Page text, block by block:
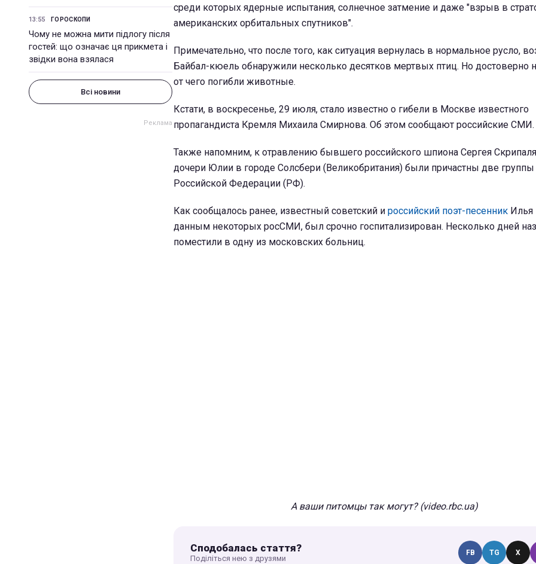
13:55 ГОРОСКОПИ
Чому не можна мити підлогу після
гостей: що означає ця прикмета і
звідки вона взялася
Всі новини
среди которых ядерные испытания, солнечное затмение и даже "взрыв в
американских орбитальных спутников".
Примечательно, что после того, как ситуация вернулась в нормальное русло,
Байбал-кюель обнаружили несколько десятков мертвых птиц. Но достоверно
от чего погибли животные.
Кстати, в воскресенье, 29 июля, стало известно о гибели в Москве известного
пропагандиста Кремля Михаила Смирнова. Об этом сообщают российские СМИ.
Также напомним, к отравлению бывшего российского шпиона Сергея
дочери Юлии в городе Солсбери (Великобритания) были причастны две
Российской Федерации (РФ).
Как сообщалось ранее, известный советский и российский поэт-песенник Илья
данным некоторых росСМИ, был срочно госпитализирован. Несколько дней
поместили в одну из московских больниц.
А ваши питомцы так могут? (video.rbc.ua)
Сподобалась стаття?
Поділіться нею з друзями
FB TG X